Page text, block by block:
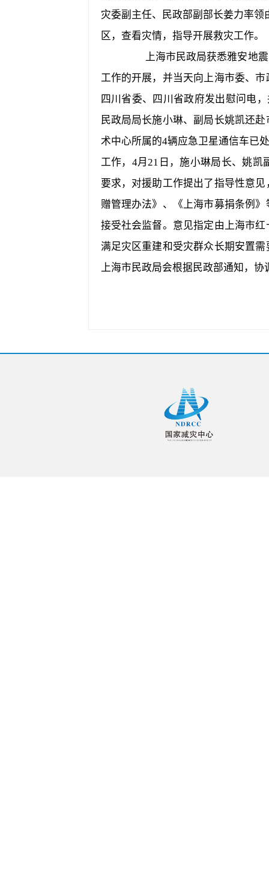
灾委副主任、民政部副部长姜力率
区，查看灾情，指导开展救灾工作。
上海市民政局获悉雅安地震
工作的开展，并当天向上海市委、
四川省委、四川省政府发出慰问电
民政局局长施小琳、副局长姚凯还
术中心所属的4辆应急卫星通信车已
工作，4月21日，施小琳局长、姚
要求，对援助工作提出了指导性意
赠管理办法》、《上海市募捐条例
接受社会监督。意见指定由上海市
满足灾区重建和受灾群众长期安置
上海市民政局会根据民政部通知，